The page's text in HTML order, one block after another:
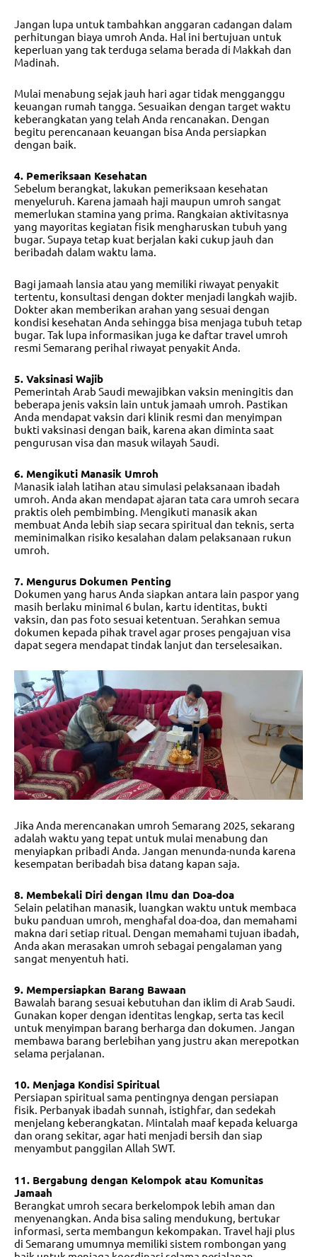
Jangan lupa untuk tambahkan anggaran cadangan dalam
perhitungan biaya umroh Anda. Hal ini bertujuan untuk
keperluan yang tak terduga selama berada di Makkah dan
Madinah.
Mulai menabung sejak jauh hari agar tidak mengganggu
keuangan rumah tangga. Sesuaikan dengan target waktu
keberangkatan yang telah Anda rencanakan. Dengan
begitu perencanaan keuangan bisa Anda persiapkan
dengan baik.
4. Pemeriksaan Kesehatan
Sebelum berangkat, lakukan pemeriksaan kesehatan
menyeluruh. Karena jamaah haji maupun umroh sangat
memerlukan stamina yang prima. Rangkaian aktivitasnya
yang mayoritas kegiatan fisik mengharuskan tubuh yang
bugar. Supaya tetap kuat berjalan kaki cukup jauh dan
beribadah dalam waktu lama.
Bagi jamaah lansia atau yang memiliki riwayat penyakit
tertentu, konsultasi dengan dokter menjadi langkah wajib.
Dokter akan memberikan arahan yang sesuai dengan
kondisi kesehatan Anda sehingga bisa menjaga tubuh tetap
bugar. Tak lupa informasikan juga kedaftar travel umroh
resmi Semarang perihal riwayat penyakit Anda.
5. Vaksinasi Wajib
Pemerintah Arab Saudi mewajibkan vaksin meningitis dan
beberapa jenis vaksin lain untuk jamaah umroh. Pastikan
Anda mendapat vaksin dari klinik resmi dan menyimpan
bukti vaksinasi dengan baik, karena akan diminta saat
pengurusan visa dan masuk wilayah Saudi.
6. Mengikuti Manasik Umroh
Manasik ialah latihan atau simulasi pelaksanaan ibadah
umroh. Anda akan mendapat ajaran tata cara umroh secara
praktis oleh pembimbing. Mengikuti manasik akan
membuat Anda lebih siap secara spiritual dan teknis, serta
meminimalkan risiko kesalahan dalam pelaksanaan rukun
umroh.
7. Mengurus Dokumen Penting
Dokumen yang harus Anda siapkan antara lain paspor yang
masih berlaku minimal 6 bulan, kartu identitas, bukti
vaksin, dan pas foto sesuai ketentuan. Serahkan semua
dokumen kepada pihak travel agar proses pengajuan visa
dapat segera mendapat tindak lanjut dan terselesaikan.
Jika Anda merencanakan umroh Semarang 2025 , sekarang
adalah waktu yang tepat untuk mulai menabung dan
menyiapkan pribadi Anda. Jangan menunda-nunda karena
kesempatan beribadah bisa datang kapan saja.
8. Membekali Diri dengan Ilmu dan Doa-doa
Selain pelatihan manasik, luangkan waktu untuk membaca
buku panduan umroh, menghafal doa-doa, dan memahami
makna dari setiap ritual. Dengan memahami tujuan ibadah,
Anda akan merasakan umroh sebagai pengalaman yang
sangat menyentuh hati.
9. Mempersiapkan Barang Bawaan
Bawalah barang sesuai kebutuhan dan iklim di Arab Saudi.
Gunakan koper dengan identitas lengkap, serta tas kecil
untuk menyimpan barang berharga dan dokumen. Jangan
membawa barang berlebihan yang justru akan merepotkan
selama perjalanan.
10. Menjaga Kondisi Spiritual
Persiapan spiritual sama pentingnya dengan persiapan
fisik. Perbanyak ibadah sunnah, istighfar, dan sedekah
menjelang keberangkatan. Mintalah maaf kepada keluarga
dan orang sekitar, agar hati menjadi bersih dan siap
menyambut panggilan Allah SWT.
11. Bergabung dengan Kelompok atau Komunitas
Jamaah
Berangkat umroh secara berkelompok lebih aman dan
menyenangkan. Anda bisa saling mendukung, bertukar
informasi, serta membangun kekompakan. Travel haji plus
di Semarang umumnya memiliki sistem rombongan yang